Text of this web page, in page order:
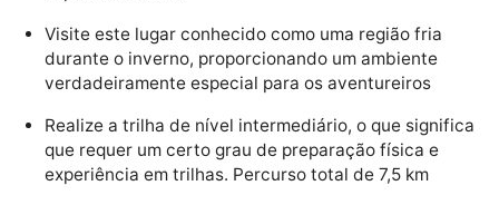
Visite este lugar conhecido como uma região fria
durante o inverno, proporcionando um ambiente
verdadeiramente especial para os aventureiros
Realize a trilha de nível intermediário, o que significa
que requer um certo grau de preparação física e
experiência em trilhas. Percurso total de 7,5 km